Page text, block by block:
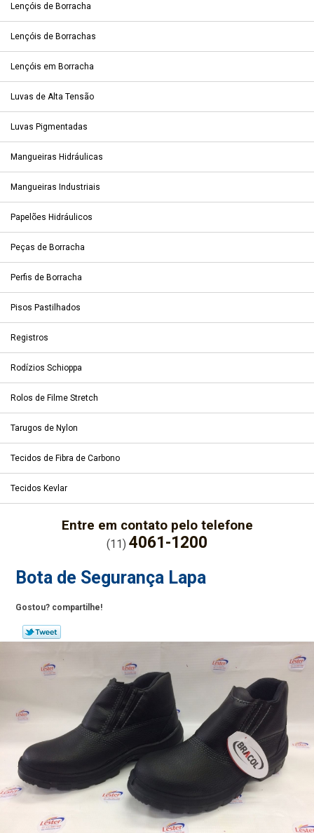
Lençóis de Borracha
Lençóis de Borrachas
Lençóis em Borracha
Luvas de Alta Tensão
Luvas Pigmentadas
Mangueiras Hidráulicas
Mangueiras Industriais
Papelões Hidráulicos
Peças de Borracha
Perfis de Borracha
Pisos Pastilhados
Registros
Rodízios Schioppa
Rolos de Filme Stretch
Tarugos de Nylon
Tecidos de Fibra de Carbono
Tecidos Kevlar
Entre em contato pelo telefone
(11) 4061-1200
Bota de Segurança Lapa
Gostou? compartilhe!